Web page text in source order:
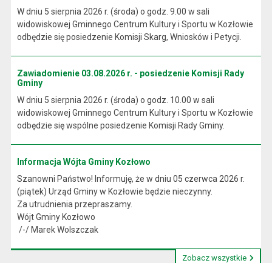
W dniu 5 sierpnia 2026 r. (środa) o godz. 9.00 w sali
widowiskowej Gminnego Centrum Kultury i Sportu w Kozłowie
odbędzie się posiedzenie Komisji Skarg, Wniosków i Petycji.
Zawiadomienie 03.08.2026 r. - posiedzenie Komisji Rady
Gminy
W dniu 5 sierpnia 2026 r. (środa) o godz. 10.00 w sali
widowiskowej Gminnego Centrum Kultury i Sportu w Kozłowie
odbędzie się wspólne posiedzenie Komisji Rady Gminy.
Informacja Wójta Gminy Kozłowo
Szanowni Państwo! Informuję, że w dniu 05 czerwca 2026 r.
(piątek) Urząd Gminy w Kozłowie będzie nieczynny.
Za utrudnienia przepraszamy.
Wójt Gminy Kozłowo
/-/ Marek Wolszczak
Zobacz wszystkie